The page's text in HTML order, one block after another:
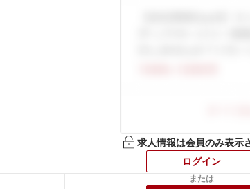
求人情報は会員のみ表示
ログイン
または